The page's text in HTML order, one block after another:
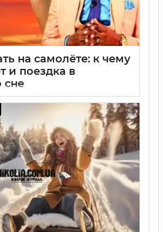
на самолёте: к чему
и поездка в
сне